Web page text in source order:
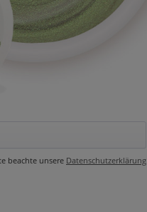
beachte unsere Datenschutzerklärung